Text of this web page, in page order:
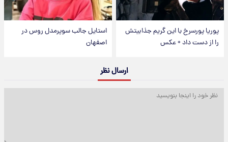
پوریا پورسرخ با این گریم جذابیتش
را از دست داد + عکس
استایل جالب سوپرمدل روس در
اصفهان
ارسال نظر